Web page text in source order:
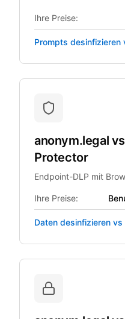
Ihre Preise:
Prompts
anonym.legal vs
Protector
Endpoint-DLP mit
Ihre Preise:
Daten desinfizieren